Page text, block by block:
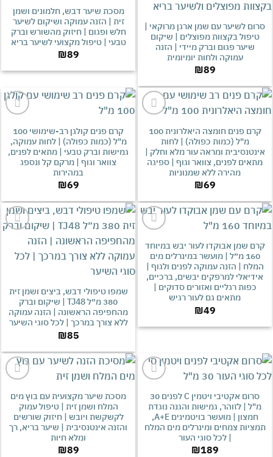
אהבתי
לשיער עם שמן ארגן מרוקאי |
בקצוות מפוצלים | שיקום
שיער פגום וברק מיידי | הזנה
עמוקה ולחות יומיומית
₪
אהבתי
מסכת שיער דבש, חלמונים ושמן
זית | הזנה עמוקה ושיקום לשיער
חלש ופגום | חיזוק מהשורש וברק
טבעי | טיפול מקצועי לשיער בריא
₪
קרם פנים חומצה היאלרונית 100
מ"ל (כמות כפולה) | לחות
ומראה עור מלא וחלק |
לפנים, צוואר וגוף | ספיגה
מהירה ללא שמנוניות
₪
קרם פנים קולגן רב-שימושי 100
מ"ל (כמות כפולה) | לחות עמוקה,
גמישות וברק טבעי | מתאים לפנים,
צוואר וגוף | מרקם קל ונספג
במהירות
₪
אהבתי
שמן אבוקדו לעור יבש במיוחד
160 מ״ל | מועשר במינרלים מים
| הזנה עמוקה לפנים ולגוף |
למרפקים יבשים, ברכיים,
רגליים ואזורים סדוקים |
מתאים גם לעור רגיש
₪
אהבתי
שמפו טיפולי דבש, ביצים ושמן זית
380 מ״ל TJ48 | שיקום וברק
מהחפיפה הראשונה | הזנה עמוקה
ללא צורך במרכך | לכל סוגי השיער
₪
צפיה
במוצרים
שאהבתי
סרום אקטיבי ויטמין C לפנים 30
| לזוהר, גמישות והגנה נוגדת
חמצון | מועשר בויטמינים A+E,
צמחים ומינרלים מים המלח
| לכל סוגי העור
₪
אהבתי
מסכת שיער מקצועית עם בוץ מים
המלח ושמן זית | טיפול עמוק
לקשקשת ויובש | חיזוק שורשים
והזנה אינטנסיבית | שיער בריא, רך
ומלא חיות
₪